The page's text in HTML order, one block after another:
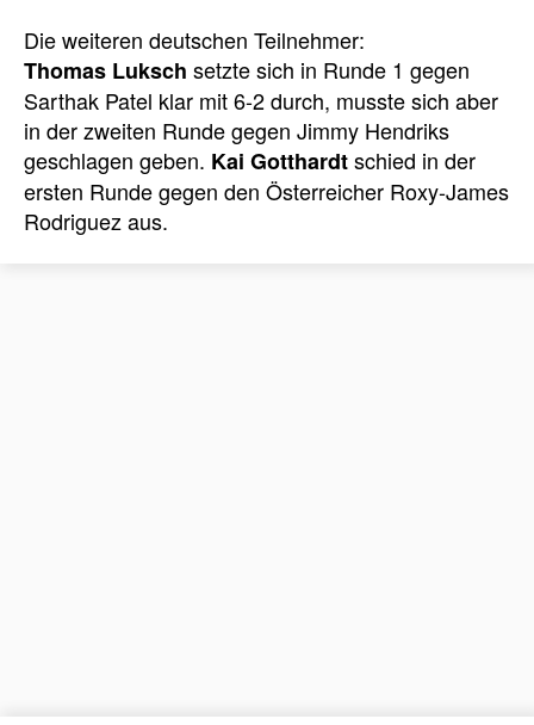
Die weiteren deutschen Teilnehmer:
Thomas Luksch setzte sich in Runde 1 gegen
Sarthak Patel klar mit 6-2 durch, musste sich aber
in der zweiten Runde gegen Jimmy Hendriks
geschlagen geben. Kai Gotthardtschied in der
ersten Runde gegen den Österreicher Roxy-James
Rodriguez aus.